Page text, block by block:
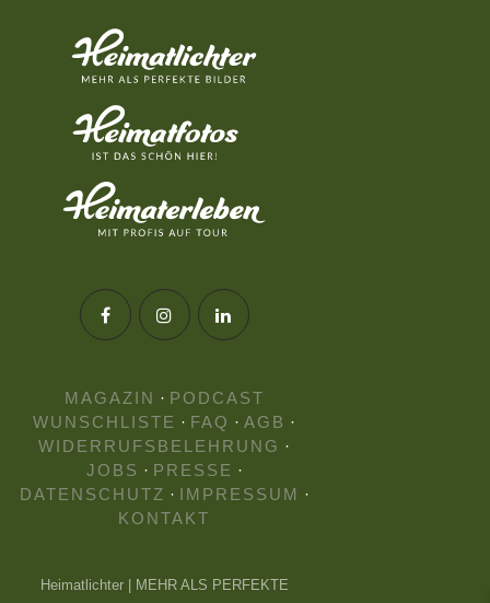
MAGAZIN · PODCAST
WUNSCHLISTE · FAQ · AGB ·
WIDERRUFSBELEHRUNG ·
JOBS · PRESSE ·
DATENSCHUTZ · IMPRESSUM ·
KONTAKT
Heimatlichter | MEHR ALS PERFEKTE